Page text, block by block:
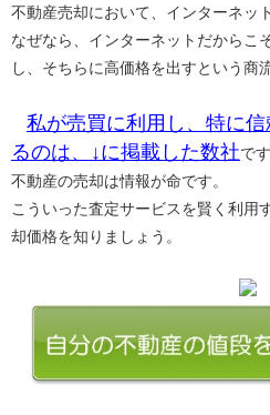
不動産売却において、インターネッ
なぜなら、インターネットだからこ
し、そちらに高価格を出すという商
私が売買に利用し、特に
るのは、↓に掲載した数社です
不動産の売却は情報が命です。
こういった査定サービスを賢く利用
却価格を知りましょう。